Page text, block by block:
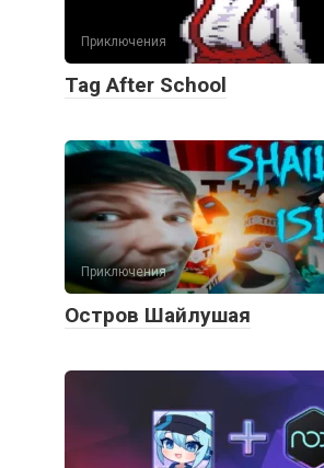
Приключения
Tag After School
Приключения
Остров Шайлушая